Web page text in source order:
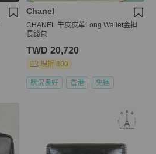
Chanel
CHANEL 牛皮皮革Long Wallet金扣
長錢包
TWD 20,720
現折 800
狀況良好 香港 免運